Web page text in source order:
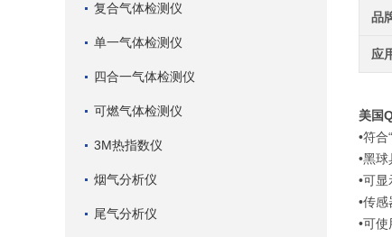
复合气体检测仪
单一气体检测仪
四合一气体检测仪
可燃气体检测仪
3M热指数仪
烟气分析仪
尾气分析仪
品
应
美国
•符
•黑
•可
•传
•可